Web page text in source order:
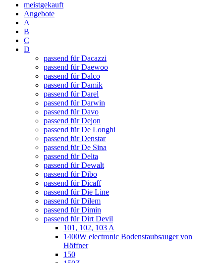
meistgekauft
Angebote
A
B
C
D
passend für Dacazzi
passend für Daewoo
passend für Dalco
passend für Damik
passend für Darel
passend für Darwin
passend für Davo
passend für Dejon
passend für De Longhi
passend für Denstar
passend für De Sina
passend für Delta
passend für Dewalt
passend für Dibo
passend für Dicaff
passend für Die Line
passend für Dilem
passend für Dimin
passend für Dirt Devil
101, 102, 103 A
1400W electronic Bodenstaubsauger von
Höffner
150